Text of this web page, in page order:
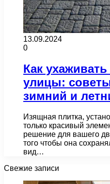
13.09.2024
0
Как
улицы:
зимний и
Изящная плитка,
только красивый
решение для вашего
того чтобы она
вид…
Свежие записи